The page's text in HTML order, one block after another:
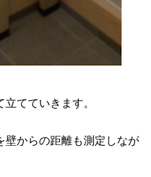
てていきます。
壁からの距離も測定しなが